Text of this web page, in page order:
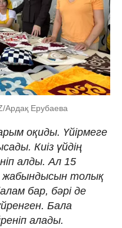
Ардақ Ерубаева
оқиды. Үйірмеге
Киіз үйдің
алды. Ал 15
жабындысын толық
бар, бәрі де
Бала
алады.